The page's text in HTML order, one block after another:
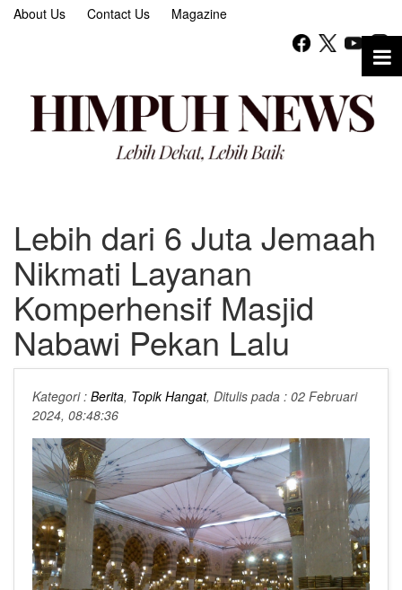
About Us Contact Us Magazine
Lebih dari 6 Juta Jemaah
Nikmati Layanan
Komperhensif Masjid
Nabawi Pekan Lalu
Kategori : Berita, Topik Hangat, Ditulis pada : 02 Februari
2024, 08:48:36